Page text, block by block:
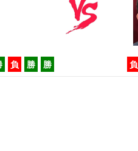
負 勝 勝 負